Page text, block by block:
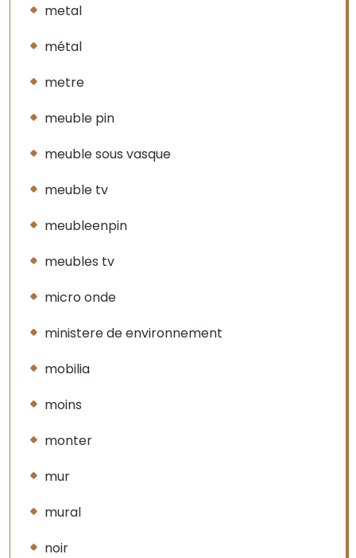
metal
métal
metre
meuble pin
meuble sous vasque
meuble tv
meubleenpin
meubles tv
micro onde
ministere de environnement
mobilia
moins
monter
mur
mural
noir